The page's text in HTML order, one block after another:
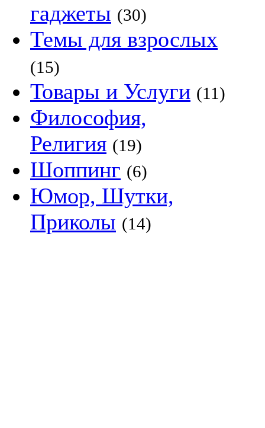
гаджеты (30)
Темы для взрослых
(15)
Товары и Услуги (11)
Философия,
Религия (19)
Шоппинг (6)
Юмор, Шутки,
Приколы (14)